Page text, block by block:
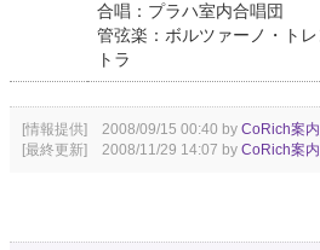
合唱：プラハ室内合唱団
管弦楽：ボルツァーノ・ト
トラ
[情報提供] 2008/09/15 00:40 by CoRich案
[最終更新] 2008/11/29 14:07 by CoRich案